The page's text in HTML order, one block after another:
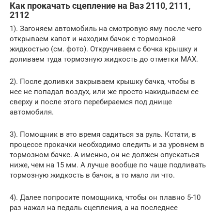
Как прокачать сцепление на Ваз 2110, 2111,
2112
1). Загоняем автомобиль на смотровую яму после чего
открываем капот и находим бачок с тормозной
жидкостью (см. фото). Откручиваем с бочка крышку и
доливаем туда тормозную жидкость до отметки MAX.
2). После доливки закрываем крышку бачка, чтобы в
нее не попадал воздух, или же просто накидываем ее
сверху и после этого перебираемся под днище
автомобиля.
3). Помощник в это время садиться за руль. Кстати, в
процессе прокачки необходимо следить и за уровнем в
тормозном бачке. А именно, он не должен опускаться
ниже, чем на 15 мм. А лучше вообще по чаще подливать
тормозную жидкость в бачок, а то мало ли что.
4). Далее попросите помощника, чтобы он плавно 5-10
раз нажал на педаль сцепления, а на последнее